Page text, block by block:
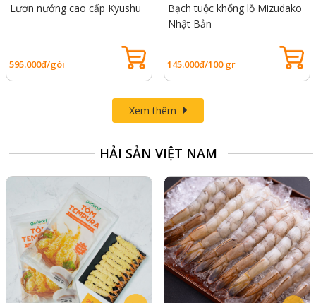
Lươn nướng cao cấp Kyushu
595.000đ/gói
Bạch tuộc khổng lồ Mizudako
Nhật Bản
145.000đ/100 gr
Xem thêm
HẢI SẢN VIỆT NAM